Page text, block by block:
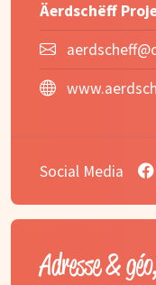
Äerdschëff
Social Media
Adresse &